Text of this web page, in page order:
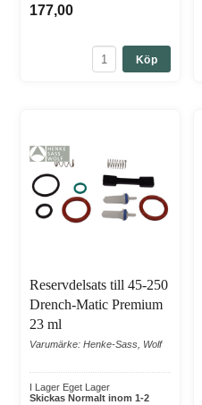
177,00
Köp
Reservdelsats till 45-250
Drench-Matic Premium
23 ml
Varumärke: Henke-Sass, Wolf
I Lager Eget Lager
Skickas Normalt inom 1-2